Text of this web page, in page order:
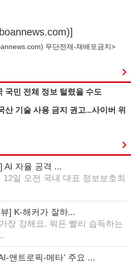
)]
) 무단전재-재배포금지>
국민 전체 정보 털렸을 수도
산 기술 사용 금지 권고...사이버 위
AI 자율 공격 ...
12일 오전 국내 대표 정보보호최
] K-해커가 잘하...
장 강해요. 뭐든 빨리 습득하는
앤트로픽-메타’ 주요 ...